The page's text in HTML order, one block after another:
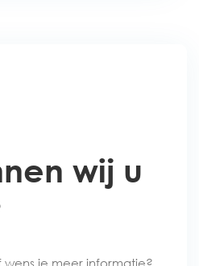
wij u
je meer informatie?